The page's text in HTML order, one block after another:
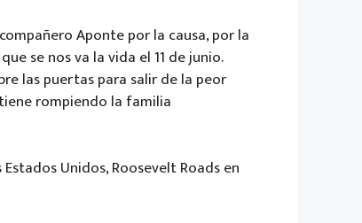
Aponte por la causa, por la
se nos va la vida el 11 de junio.
las puertas para salir de la peor
rompiendo la familia
Unidos, Roosevelt Roads en